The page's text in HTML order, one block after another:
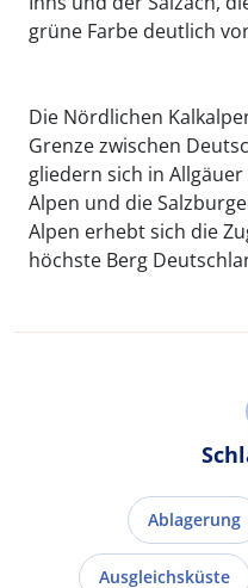
grüne Farbe deutlich
Die Nördlichen
Grenze zwischen
gliedern sich in
Alpen und die
Alpen erhebt sich die
höchste Berg
Ablagerung
Ausgleichsküste